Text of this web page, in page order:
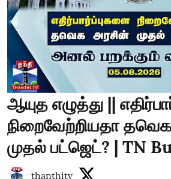
ஆயுத எழுத்து ||
நிறைவேற்றியதா
முதல் பட்ஜெட்? | TN
thanthitv